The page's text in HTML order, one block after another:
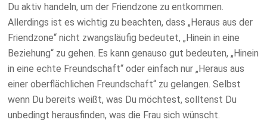
Du aktiv handeln, um der Friendzone zu entkommen.
Allerdings ist es wichtig zu beachten, dass „Heraus aus der
Friendzone“ nicht zwangsläufig bedeutet, „Hinein in eine
Beziehung“ zu gehen. Es kann genauso gut bedeuten, „Hinein
in eine echte Freundschaft“ oder einfach nur „Heraus aus
einer oberflächlichen Freundschaft“ zu gelangen. Selbst
wenn Du bereits weißt, was Du möchtest, solltenst Du
unbedingt herausfinden, was die Frau sich wünscht.